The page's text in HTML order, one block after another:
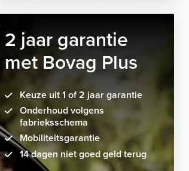
2 jaar garantie
met Bovag Plus
Keuze uit 1 of 2 jaar garantie
Onderhoud volgens
fabrieksschema
Mobiliteitsgarantie
14 dagen niet goed geld terug